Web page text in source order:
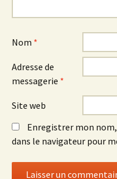
Nom *
Adresse de
messagerie *
Site web
Enregistrer mon
dans le navigateur pour